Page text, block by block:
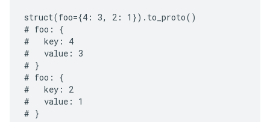
struct(foo={4: 3, 2: 1}).to_proto()
# foo: {
#   key: 4
#   value: 3
# }
# foo: {
#   key: 2
#   value: 1